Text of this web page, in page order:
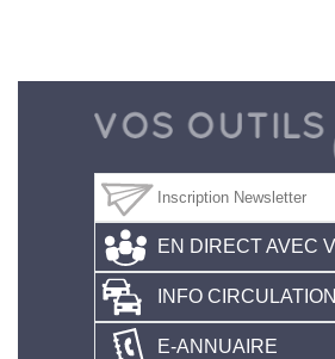
EN DIRECT AVEC
INFO CIRCULATION
E-ANNUAIRE